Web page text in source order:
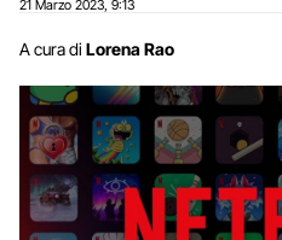
21 Marzo 2023 9:13
A cura di Lorena Rao